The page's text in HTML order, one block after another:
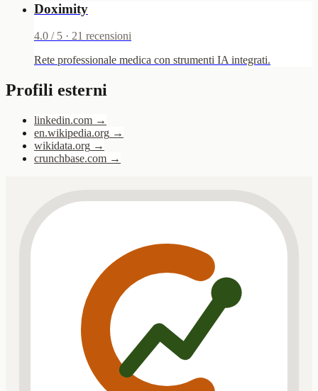
Doximity
4.0 / 5 · 21 recensioni
Rete professionale medica con strumenti IA integrati.
Profili esterni
linkedin.com →
en.wikipedia.org →
wikidata.org →
crunchbase.com →